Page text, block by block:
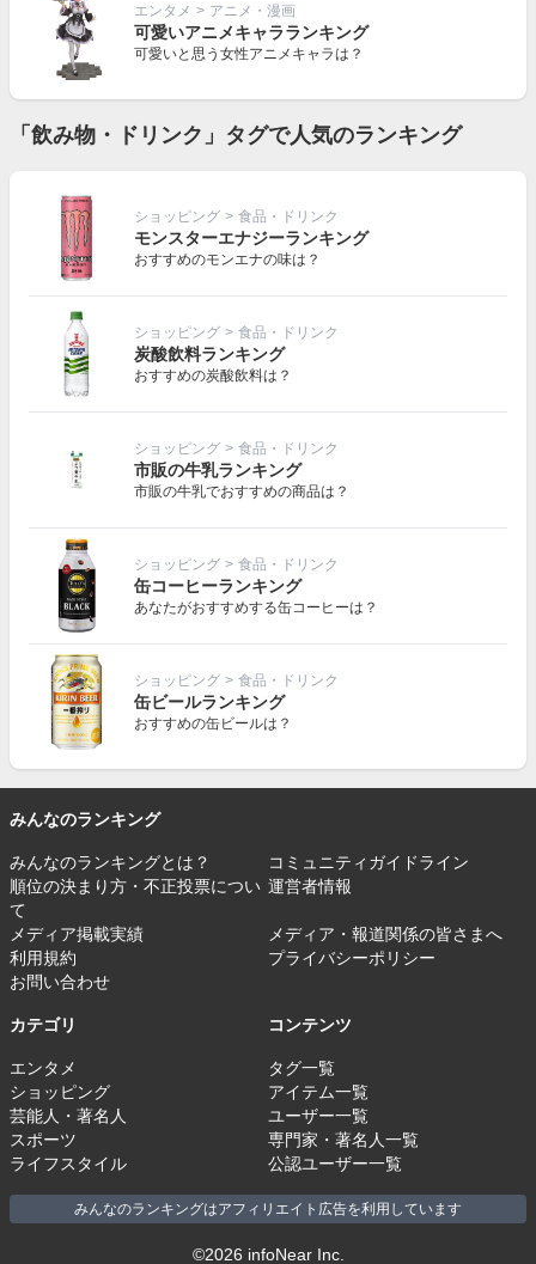
エンタメ > アニメ・漫画
可愛いアニメキャラランキング
可愛いと思う女性アニメキャラは？
「飲み物・ドリンク」タグで人気のランキング
ショッピング > 食品・ドリンク
モンスターエナジーランキング
おすすめのモンエナの味は？
ショッピング > 食品・ドリンク
炭酸飲料ランキング
おすすめの炭酸飲料は？
ショッピング > 食品・ドリンク
市販の牛乳ランキング
市販の牛乳でおすすめの商品は？
ショッピング > 食品・ドリンク
缶コーヒーランキング
あなたがおすすめする缶コーヒーは？
ショッピング > 食品・ドリンク
缶ビールランキング
おすすめの缶ビールは？
みんなのランキング
みんなのランキングとは？
コミュニティガイドライン
順位の決まり方・不正投票につい
て
運営者情報
メディア掲載実績
メディア・報道関係の皆さまへ
利用規約
プライバシーポリシー
お問い合わせ
カテゴリ
エンタメ
ショッピング
芸能人・著名人
スポーツ
ライフスタイル
コンテンツ
タグ一覧
アイテム一覧
ユーザー一覧
専門家・著名人一覧
公認ユーザー一覧
みんなのランキングはアフィリエイト広告を利用しています
©2026 infoNear Inc.